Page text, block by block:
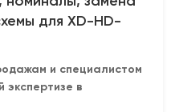
для XD-HD-
и специалистом
экспертизе в